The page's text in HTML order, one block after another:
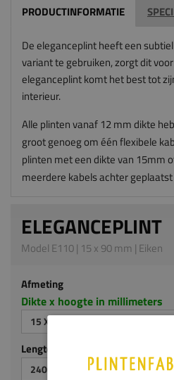
PRODUCTINFORMATIE
De eleganceplint heeft een
variant te gebruiken, zorgt dit
eleganceplint komt het best tot
interieur.
Alle plinten vanaf 12 mm dikte
groot genoeg om één flexibele
plinten met een dikte van 15mm
meerdere kabels achter
ELEGANCEPLINT
Model E110 | 15 x 90 mm | Eiken
Afmeting
Dikte x hoogte in millimeters
15 X 90 MM
Lengte (mm)
2400